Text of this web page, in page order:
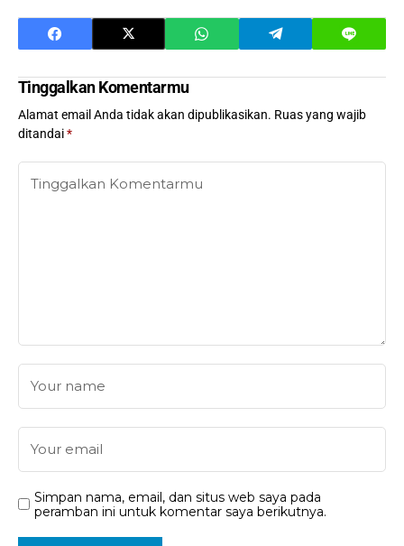
Tinggalkan Komentarmu
Alamat email Anda tidak akan dipublikasikan. Ruas yang wajib
ditandai*
Simpan nama, email, dan situs web saya pada
peramban ini untuk komentar saya berikutnya.